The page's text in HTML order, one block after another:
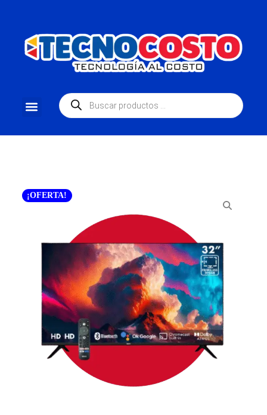
¡OFERTA!